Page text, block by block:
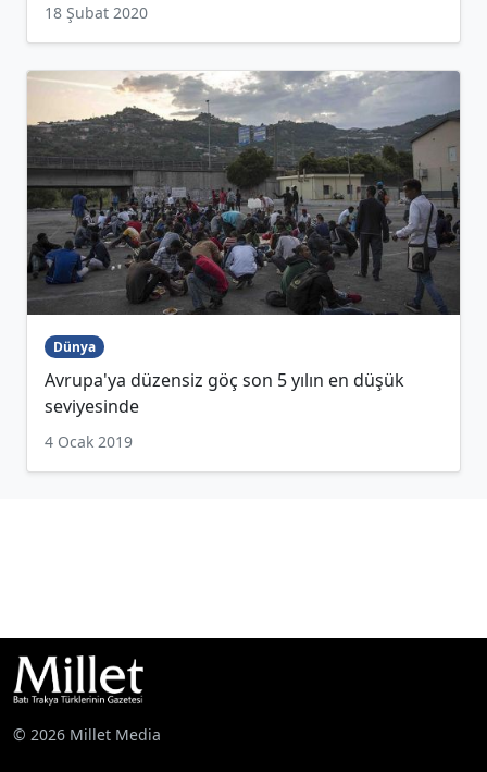
18 Şubat 2020
Dünya
Avrupa'ya düzensiz göç son 5 yılın en düşük
seviyesinde
4 Ocak 2019
© 2026 Millet Media